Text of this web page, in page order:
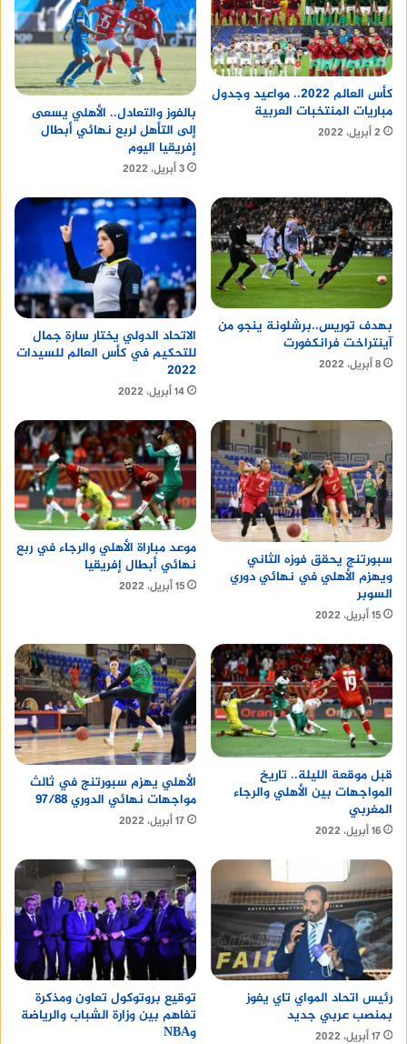
كأس العالم 2022.. مواعيد وجدول
مباريات المنتخبات العربية
2 أبريل، 2022
بالفوز والتعادل.. الأهلي يسعى
إلى التأهل لربع نهائي أبطال
إفريقيا اليوم
3 أبريل، 2022
بهدف توريس..برشلونة ينجو من
آينتراخت فرانكفورت
8 أبريل، 2022
الاتحاد الدولي يختار سارة جمال
للتحكيم في كأس العالم للسيدات
2022
14 أبريل، 2022
سبورتنج يحقق فوزه الثاني
ويهزم الأهلي في نهائي دوري
السوبر
15 أبريل، 2022
موعد مباراة الأهلي والرجاء في ربع
نهائي أبطال إفريقيا
15 أبريل، 2022
قبل موقعة الليلة.. تاريخ
المواجهات بين الأهلي والرجاء
المغربي
16 أبريل، 2022
الأهلي يهزم سبورتنج في ثالث
مواجهات نهائي الدوري 97/88
17 أبريل، 2022
رئيس اتحاد المواي تاي يفوز
بمنصب عربي جديد
17 أبريل، 2022
توقيع بروتوكول تعاون ومذكرة
تفاهم بين وزارة الشباب والرياضة
وNBA